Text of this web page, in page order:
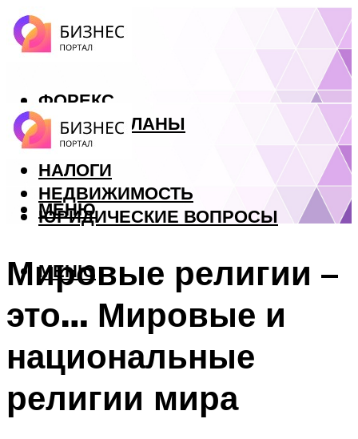
ФОРЕКС
БИЗНЕС ПЛАНЫ
КРЕДИТЫ
НАЛОГИ
НЕДВИЖИМОСТЬ
ЮРИДИЧЕСКИЕ ВОПРОСЫ
МЕНЮ
МЕНЮ
Мировые религии –
это… Мировые и
национальные
религии мира